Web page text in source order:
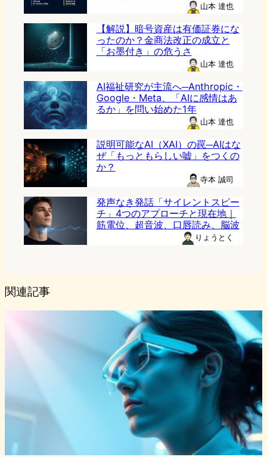
山本 達也
【解説】暗号資産は有価証券にな
ったのか？金商法改正の成立と
「お墨付き」の危うさ
山本 達也
AI福祉研究が主流へ─Anthropic・
Google・Meta、「AIに感情はあ
るか」を問い始めた1年
山本 達也
説明可能なAI（XAI）の罠─AIはな
ぜ「もっともらしい嘘」をつくの
か？
寺本 誠司
発声なき発話「サイレントスピー
チ」4つのアプローチと現在地｜
筋電位、超音波、口唇読み、脳波
りょうとく
関連記事